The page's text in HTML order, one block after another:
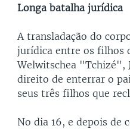
Longa batalha jurídica
A transladação do
jurídica entre os filhos
Welwitschea "Tchizé",
direito de enterrar o
seus três filhos que
No dia 16, e depois